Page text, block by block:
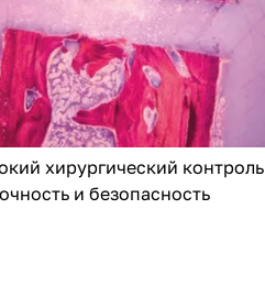
контроль
безопасность